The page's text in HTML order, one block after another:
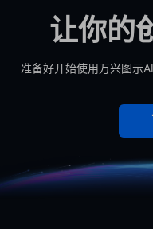
让你的
准备好开始使用万兴图示